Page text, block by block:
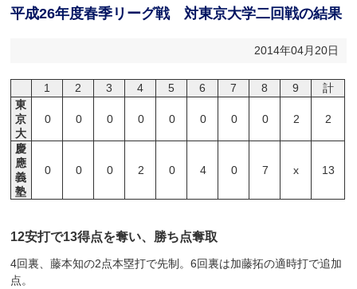
平成26年度春季リーグ戦 対東京大学二回戦の結果
2014年04月20日
1 2 3 4 5 6 7 8 9
計
東
京
大
0 0 0 0 0 0 0 0 2 2
慶
應
義
塾
0 0 0 2 0 4 0 7 x 13
12安打で13得点を奪い、勝ち点奪取
4回裏、藤本知の2点本塁打で先制。6回裏は加藤拓の適時打で追加
点。